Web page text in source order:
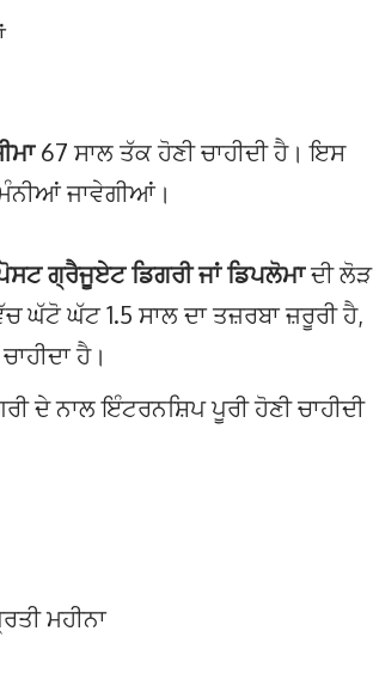
67 ਸਾਲ ਤੱਕ ਹੋਣੀ ਚਾਹੀਦੀ ਹੈ। ਇਸ
ਜਾਵੇਗੀਆਂ।
ਗ੍ਰੈਜੂਏਟ ਡਿਗਰੀ ਜਾਂ ਡਿਪਲੋਮਾਦੀ ਲੋੜ
ਘੱਟੋ ਘੱਟ 1.5 ਸਾਲ ਦਾ ਤਜ਼ਰਬਾ ਜ਼ਰੂਰੀ ਹੈ,
ਹੈ।
ਦੇ ਨਾਲ ਇੰਟਰਨਸ਼ਿਪ ਪੂਰੀ ਹੋਣੀ ਚਾਹੀਦੀ
ਮਹੀਨਾ